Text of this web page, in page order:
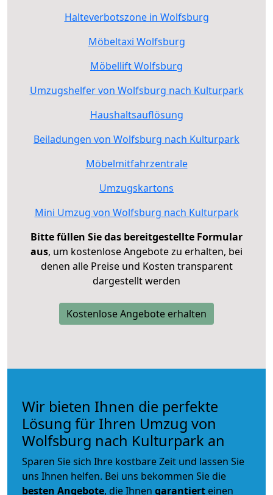
Halteverbotszone in Wolfsburg
Möbeltaxi Wolfsburg
Möbellift Wolfsburg
Umzugshelfer von Wolfsburg nach Kulturpark
Haushaltsauflösung
Beiladungen von Wolfsburg nach Kulturpark
Möbelmitfahrzentrale
Umzugskartons
Mini Umzug von Wolfsburg nach Kulturpark
Bitte füllen Sie das bereitgestellte Formular
aus, um kostenlose Angebote zu erhalten, bei
denen alle Preise und Kosten transparent
dargestellt werden
Kostenlose Angebote erhalten
Wir bieten Ihnen die perfekte
Lösung für Ihren Umzug von
Wolfsburg nach Kulturpark an
Sparen Sie sich Ihre kostbare Zeit und lassen Sie
uns Ihnen helfen. Bei uns bekommen Sie die
besten Angebote, die Ihnen garantiert einen